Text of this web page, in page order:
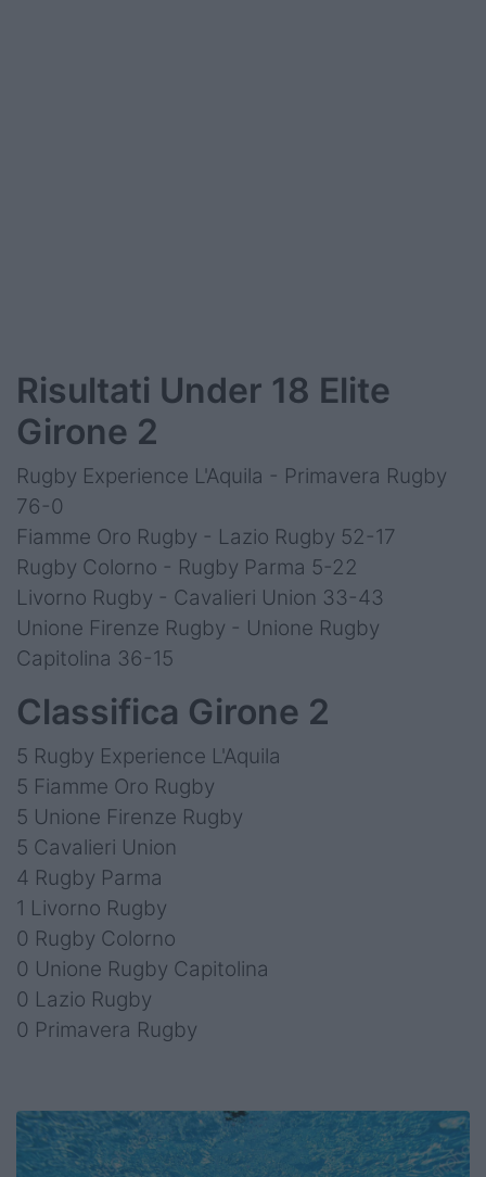
Risultati Under 18 Elite
Girone 2
Rugby Experience L'Aquila - Primavera Rugby
76-0
Fiamme Oro Rugby - Lazio Rugby 52-17
Rugby Colorno - Rugby Parma 5-22
Livorno Rugby - Cavalieri Union 33-43
Unione Firenze Rugby - Unione Rugby
Capitolina 36-15
Classifica Girone 2
5 Rugby Experience L'Aquila
5 Fiamme Oro Rugby
5 Unione Firenze Rugby
5 Cavalieri Union
4 Rugby Parma
1 Livorno Rugby
0 Rugby Colorno
0 Unione Rugby Capitolina
0 Lazio Rugby
0 Primavera Rugby